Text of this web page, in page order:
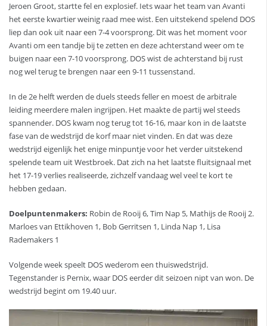
Jeroen Groot, startte fel en explosief. Iets waar het team van Avanti
het eerste kwartier weinig raad mee wist. Een uitstekend spelend DOS
liep dan ook uit naar een 7-4 voorsprong. Dit was het moment voor
Avanti om een tandje bij te zetten en deze achterstand weer om te
buigen naar een 7-10 voorsprong. DOS wist de achterstand bij rust
nog wel terug te brengen naar een 9-11 tussenstand.
In de 2e helft werden de duels steeds feller en moest de arbitrale
leiding meerdere malen ingrijpen. Het maakte de partij wel steeds
spannender. DOS kwam nog terug tot 16-16, maar kon in de laatste
fase van de wedstrijd de korf maar niet vinden. En dat was deze
wedstrijd eigenlijk het enige minpuntje voor het verder uitstekend
spelende team uit Westbroek. Dat zich na het laatste fluitsignaal met
het 17-19 verlies realiseerde, zichzelf vandaag wel veel te kort te
hebben gedaan.
Doelpuntenmakers: Robin de Rooij 6, Tim Nap 5, Mathijs de Rooij 2.
Marloes van Ettikhoven 1, Bob Gerritsen 1, Linda Nap 1, Lisa
Rademakers 1
Volgende week speelt DOS wederom een thuiswedstrijd.
Tegenstander is Pernix, waar DOS eerder dit seizoen nipt van won. De
wedstrijd begint om 19.40 uur.